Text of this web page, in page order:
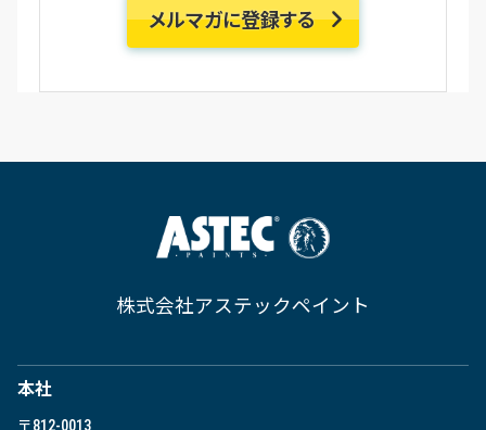
株式会社アステックペイント
本社
〒812-0013